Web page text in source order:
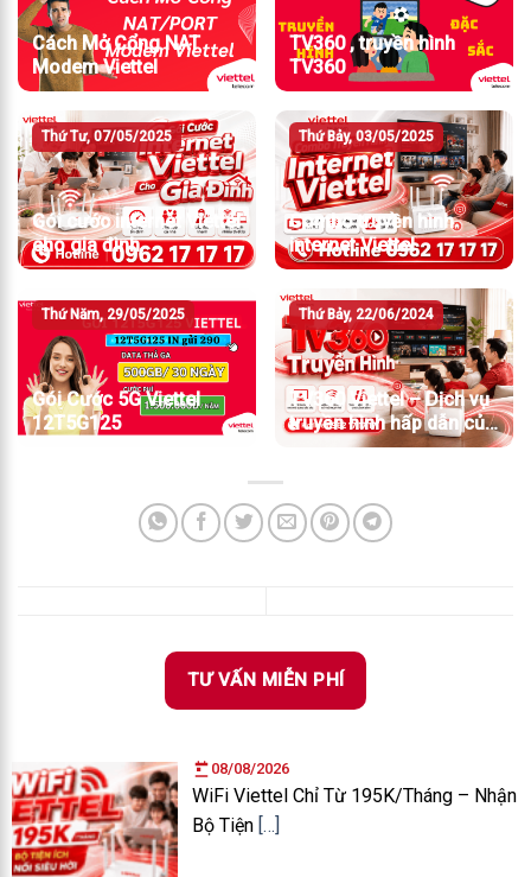
08/08/2026
WiFi Viettel Chỉ Từ 195K/Tháng – Nhận
Bộ Tiện […]
Cách Mở Cổng NAT
Modem Viettel
TV360 , truyền hình
TV360
Thứ Tư, 07/05/2025
Gói cước internet Viettel
cho gia đình
Thứ Bảy, 03/05/2025
Combo truyền hình
internet Viettel
Thứ Năm, 29/05/2025
Gói Cước 5G Viettel
12T5G125
Thứ Bảy, 22/06/2024
TV360 Viettel – Dịch vụ
truyền hình hấp dẫn của
TƯ VẤN MIỄN PHÍ